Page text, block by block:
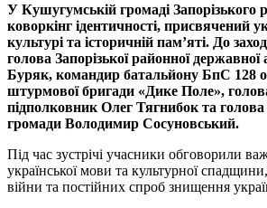
У Кушугумській громаді Запорізького
коворкінг ідентичності, присвячений
культурі та історичній пам’яті. До
голова Запорізької районної державної
Буряк, командир батальйону БпС 128
штурмової бригади «Дике Поле»,
підполковник Олег Тягнибок та
громади Володимир Сосуновський.
Під час зустрічі учасники обговорили
української мови та культурної
війни та постійних спроб знищення